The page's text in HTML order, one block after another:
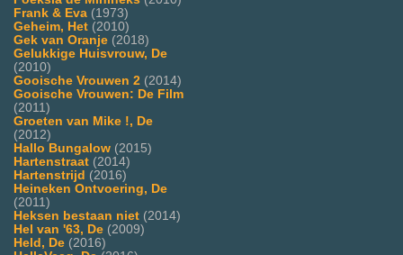
Frank & Eva (1973)
Geheim, Het (2010)
Gek van Oranje (2018)
Gelukkige Huisvrouw, De
(2010)
Gooische Vrouwen 2 (2014)
Gooische Vrouwen: De Film
(2011)
Groeten van Mike !, De
(2012)
Hallo Bungalow (2015)
Hartenstraat (2014)
Hartenstrijd (2016)
Heineken Ontvoering, De
(2011)
Heksen bestaan niet (2014)
Hel van '63, De (2009)
Held, De (2016)